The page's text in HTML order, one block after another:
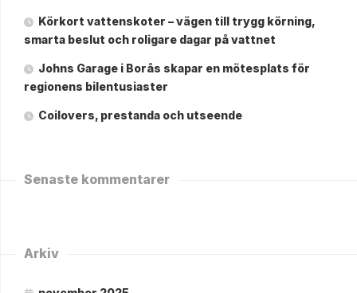
Körkort vattenskoter – vägen till trygg körning,
smarta beslut och roligare dagar på vattnet
Johns Garage i Borås skapar en mötesplats för
regionens bilentusiaster
Coilovers, prestanda och utseende
Senaste kommentarer
Arkiv